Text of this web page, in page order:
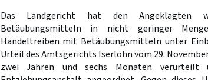
Das Landgericht hat den Angeklagten
Betäubungsmitteln in nicht geringer
Handeltreiben mit Betäubungsmitteln unter
Urteil des Amtsgerichts Iserlohn vom 29.
zwei Jahren und sechs Monaten